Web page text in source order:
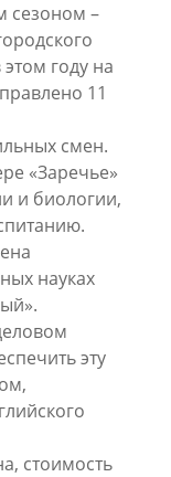
сезоном –
году на
11
смен.
«Заречье»
и биологии,
науках
эту
стоимость